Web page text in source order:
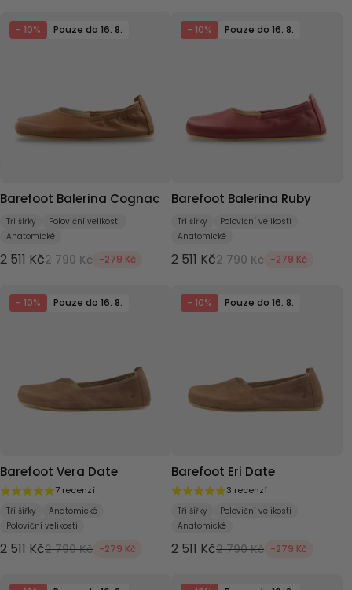
- 10% Pouze do 16. 8.
Barefoot Balerina Cognac
Tři šířky
Poloviční velikosti
Anatomické
2 511 Kč2 790 Kč -279 Kč
- 10% Pouze do 16. 8.
Barefoot Balerina Ruby
Tři šířky
Poloviční velikosti
Anatomické
2 511 Kč2 790 Kč -279 Kč
- 10% Pouze do 16. 8.
Barefoot Vera Date
7 recenzí
Tří šířky
Anatomické
Poloviční velikosti
2 511 Kč2 790 Kč -279 Kč
- 10% Pouze do 16. 8.
Barefoot Eri Date
3 recenzí
Tři šířky
Poloviční velikosti
Anatomické
2 511 Kč2 790 Kč -279 Kč